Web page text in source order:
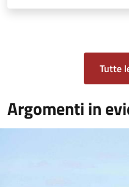
Tutte
Argomenti in